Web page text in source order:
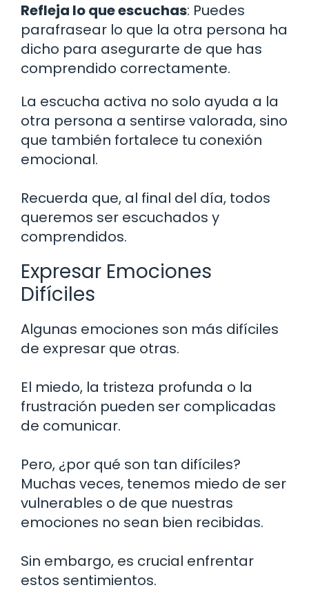
Refleja lo que escuchas: Puedes
parafrasear lo que la otra persona ha
dicho para asegurarte de que has
comprendido correctamente.
La escucha activa no solo ayuda a la
otra persona a sentirse valorada, sino
que también fortalece tu conexión
emocional.
Recuerda que, al final del día, todos
queremos ser escuchados y
comprendidos.
Expresar Emociones
Difíciles
Algunas emociones son más difíciles
de expresar que otras.
El miedo, la tristeza profunda o la
frustración pueden ser complicadas
de comunicar.
Pero, ¿por qué son tan difíciles?
Muchas veces, tenemos miedo de ser
vulnerables o de que nuestras
emociones no sean bien recibidas.
Sin embargo, es crucial enfrentar
estos sentimientos.